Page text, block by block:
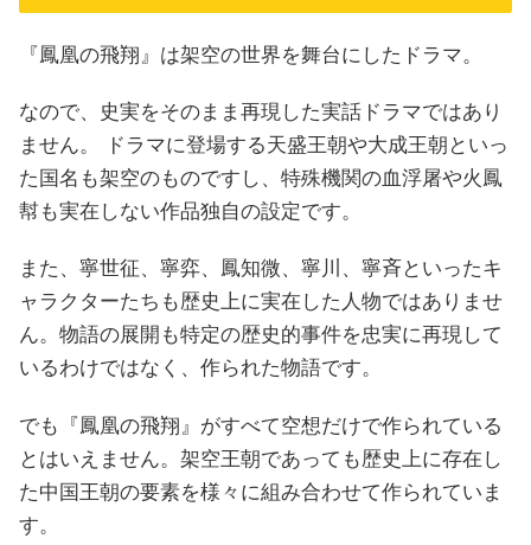
『鳳凰の飛翔』は架空の世界を舞台にしたドラマ。
なので、史実をそのまま再現した実話ドラマではあり
ません。 ドラマに登場する天盛王朝や大成王朝といっ
た国名も架空のものですし、特殊機関の血浮屠や火鳳
幇も実在しない作品独自の設定です。
また、寧世征、寧弈、鳳知微、寧川、寧斉といったキ
ャラクターたちも歴史上に実在した人物ではありませ
ん。物語の展開も特定の歴史的事件を忠実に再現して
いるわけではなく、作られた物語です。
でも『鳳凰の飛翔』がすべて空想だけで作られている
とはいえません。架空王朝であっても歴史上に存在し
た中国王朝の要素を様々に組み合わせて作られていま
す。